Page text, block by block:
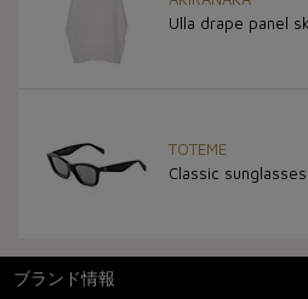
Ulla drape panel
TOTEME
Classic sunglasses
ブランド情報